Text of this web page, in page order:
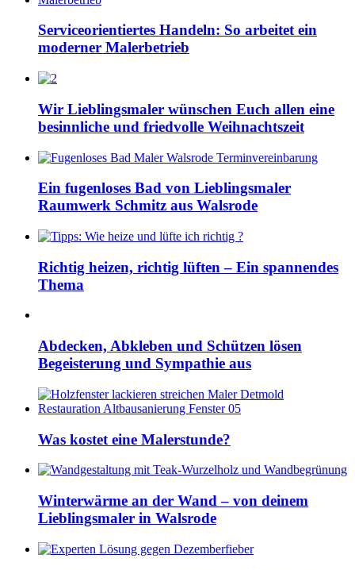
Serviceorientiertes Handeln: So arbeitet ein
moderner Malerbetrieb
Wir Lieblingsmaler wünschen Euch allen eine
besinnliche und friedvolle Weihnachtszeit
Ein fugenloses Bad von Lieblingsmaler
Raumwerk Schmitz aus Walsrode
Richtig heizen, richtig lüften – Ein spannendes
Thema
Abdecken, Abkleben und Schützen lösen
Begeisterung und Sympathie aus
Was kostet eine Malerstunde?
Winterwärme an der Wand – von deinem
Lieblingsmaler in Walsrode